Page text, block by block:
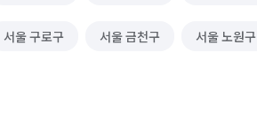
서울 구로구 서울 금천구 서울 노원구